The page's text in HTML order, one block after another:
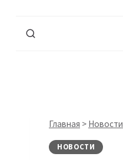
Главная > Новости
НОВОСТИ